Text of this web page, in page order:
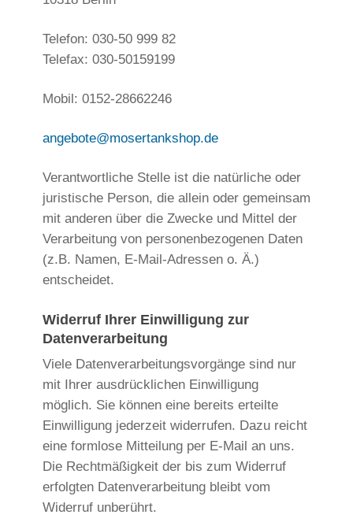
Telefon: 030-50 999 82
Telefax: 030-50159199
Mobil: 0152-28662246
angebote@mosertankshop.de
Verantwortliche Stelle ist die natürliche oder
juristische Person, die allein oder gemeinsam
mit anderen über die Zwecke und Mittel der
Verarbeitung von personenbezogenen Daten
(z.B. Namen, E-Mail-Adressen o. Ä.)
entscheidet.
Widerruf Ihrer Einwilligung zur
Datenverarbeitung
Viele Datenverarbeitungsvorgänge sind nur
mit Ihrer ausdrücklichen Einwilligung
möglich. Sie können eine bereits erteilte
Einwilligung jederzeit widerrufen. Dazu reicht
eine formlose Mitteilung per E-Mail an uns.
Die Rechtmäßigkeit der bis zum Widerruf
erfolgten Datenverarbeitung bleibt vom
Widerruf unberührt.